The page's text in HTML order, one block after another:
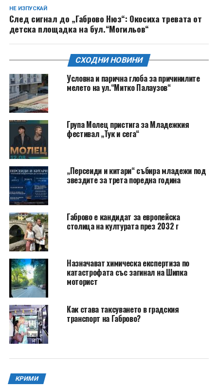
НЕ ИЗПУСКАЙ
След сигнал до „Габрово Нюз“: Окосиха тревата от
детска площадка на бул.“Могильов“
СХОДНИ НОВИНИ
Условна и парична глоба за причинилите
мелето на ул.“Митко Палаузов“
Група Молец пристига за Младежкия
фестивал „Тук и сега“
„Персеиди и китари“ събира младежи под
звездите за трета поредна година
Габрово е кандидат за европейска
столица на културата през 2032 г
Назначават химическа експертиза по
катастрофата със загинал на Шипка
моторист
Как става таксуването в градския
транспорт на Габрово?
КРИМИ